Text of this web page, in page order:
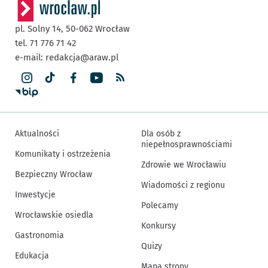
pl. Solny 14, 50-062 Wrocław
tel. 71 776 71 42
e-mail: redakcja@araw.pl
Aktualności
Komunikaty i ostrzeżenia
Bezpieczny Wrocław
Inwestycje
Wrocławskie osiedla
Gastronomia
Edukacja
Dla osób z
niepełnosprawnościami
Zdrowie we Wrocławiu
Wiadomości z regionu
Polecamy
Konkursy
Quizy